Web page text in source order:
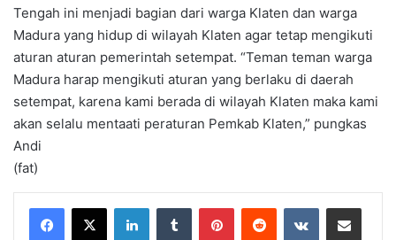
Tengah ini menjadi bagian dari warga Klaten dan warga
Madura yang hidup di wilayah Klaten agar tetap mengikuti
aturan aturan pemerintah setempat. “Teman teman warga
Madura harap mengikuti aturan yang berlaku di daerah
setempat, karena kami berada di wilayah Klaten maka kami
akan selalu mentaati peraturan Pemkab Klaten,” pungkas
Andi
(fat)